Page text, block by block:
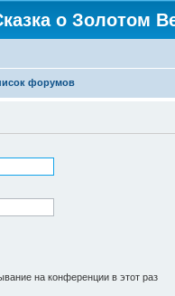
о Золотом
форумов
на конференции в этот раз